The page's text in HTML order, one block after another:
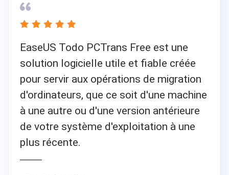


EaseUS Todo PCTrans Free est une
solution logicielle utile et fiable créée
pour servir aux opérations de migration
d'ordinateurs, que ce soit d'une machine
à une autre ou d'une version antérieure
de votre système d'exploitation à une
plus récente.